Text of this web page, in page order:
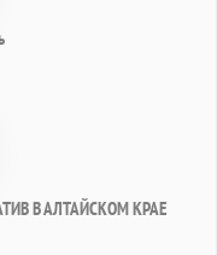
В АЛТАЙСКОМ КРАЕ